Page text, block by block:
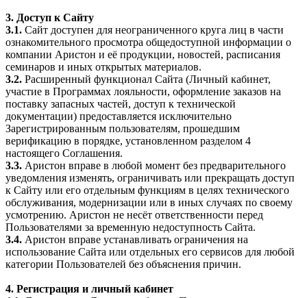
3. Доступ к Сайту
3.1. Сайт доступен для неограниченного круга лиц в части
ознакомительного просмотра общедоступной информации о
компании Аристон и её продукции, новостей, расписания
семинаров и иных открытых материалов.
3.2. Расширенный функционал Сайта (Личный кабинет,
участие в Программах лояльности, оформление заказов на
поставку запасных частей, доступ к технической
документации) предоставляется исключительно
Зарегистрированным пользователям, прошедшим
верификацию в порядке, установленном разделом 4
настоящего Соглашения.
3.3. Аристон вправе в любой момент без предварительного
уведомления изменять, ограничивать или прекращать доступ
к Сайту или его отдельным функциям в целях технического
обслуживания, модернизации или в иных случаях по своему
усмотрению. Аристон не несёт ответственности перед
Пользователями за временную недоступность Сайта.
3.4. Аристон вправе устанавливать ограничения на
использование Сайта или отдельных его сервисов для любой
категории Пользователей без объяснения причин.
4. Регистрация и личный кабинет